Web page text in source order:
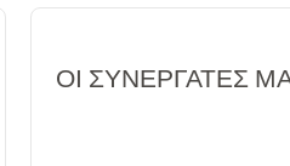
ΟΙ ΣΥΝΕΡΓΆΤΕΣ